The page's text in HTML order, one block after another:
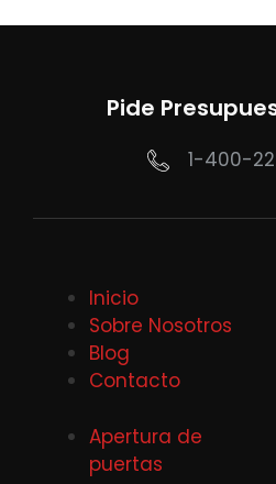
Pide
1-400-
Inicio
Sobre Nosotros
Blog
Contacto
Apertura de
puertas